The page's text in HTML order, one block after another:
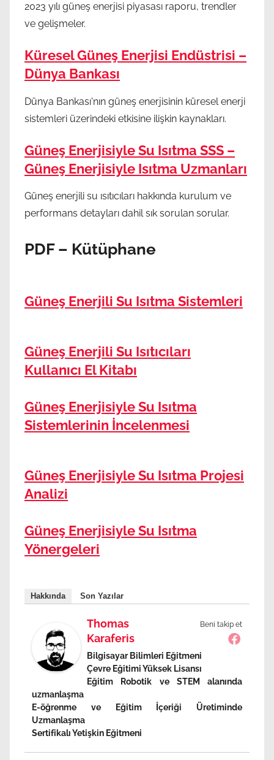
2023 yılı güneş enerjisi piyasası raporu, trendler
ve gelişmeler.
Küresel Güneş Enerjisi Endüstrisi –
Dünya Bankası
Dünya Bankası'nın güneş enerjisinin küresel enerji
sistemleri üzerindeki etkisine ilişkin kaynakları.
Güneş Enerjisiyle Su Isıtma SSS –
Güneş Enerjisiyle Isıtma Uzmanları
Güneş enerjili su ısıtıcıları hakkında kurulum ve
performans detayları dahil sık sorulan sorular.
PDF – Kütüphane
Güneş Enerjili Su Isıtma Sistemleri
Güneş Enerjili Su Isıtıcıları
Kullanıcı El Kitabı
Güneş Enerjisiyle Su Isıtma
Sistemlerinin İncelenmesi
Güneş Enerjisiyle Su Isıtma Projesi
Analizi
Güneş Enerjisiyle Su Isıtma
Yönergeleri
Hakkında Son Yazılar
Beni takip et
Thomas
Karaferis
Bilgisayar Bilimleri Eğitmeni
Çevre Eğitimi Yüksek Lisansı
Eğitim Robotik ve STEM alanında
uzmanlaşma
E-öğrenme ve Eğitim İçeriği Üretiminde
Uzmanlaşma
Sertifikalı Yetişkin Eğitmeni